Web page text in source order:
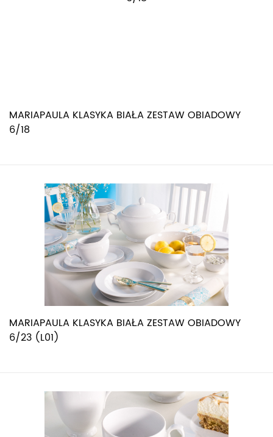
MARIAPAULA KLASYKA BIAŁA ZESTAW OBIADOWY
6/18
MARIAPAULA KLASYKA BIAŁA ZESTAW OBIADOWY
6/23 (L01)